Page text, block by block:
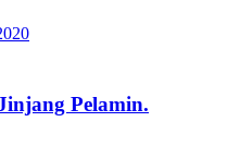
Pelamin.